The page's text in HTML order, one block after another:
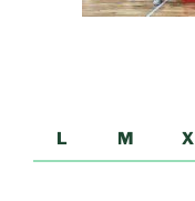
L
M X